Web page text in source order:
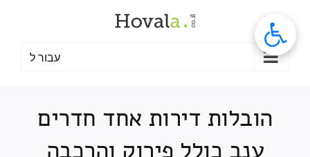
עבור ל
הובלות דירות אחד חדרים
ענב כולל פירוק והרכבה